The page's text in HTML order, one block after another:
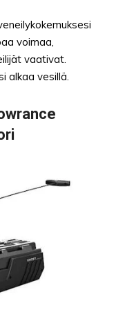
voimaa,
vaativat.
alkaa vesillä.